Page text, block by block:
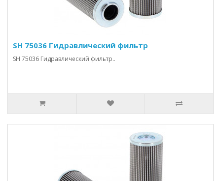
SH 75036 Гидравлический фильтр
SH 75036 Гидравлический фильтр..